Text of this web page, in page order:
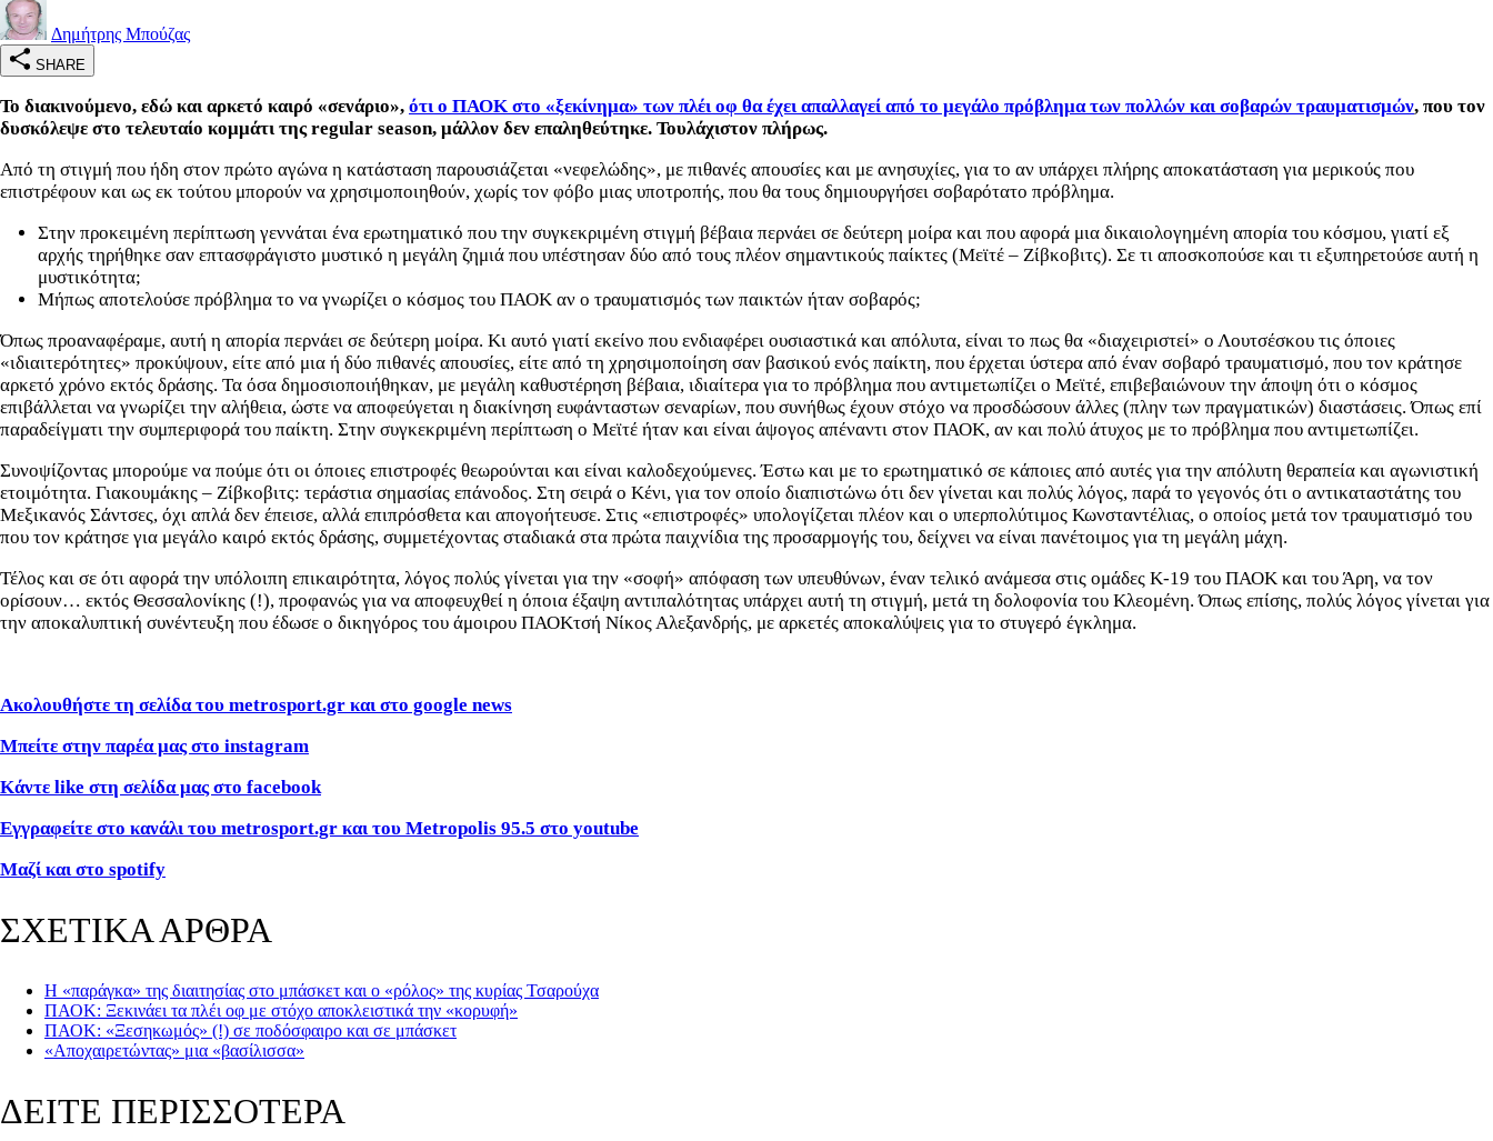
Δημήτρης Μπούζας
SHARE
Το διακινούμενο, εδώ και αρκετό καιρό «σενάριο», ότι ο ΠΑΟΚ στο «ξεκίνημα» των πλέι οφ θα έχει απαλλαγεί από το μεγάλο πρόβλημα των πολλών και σοβαρών τραυματισμών, που τον
δυσκόλεψε στο τελευταίο κομμάτι της regular season, μάλλον δεν επαληθεύτηκε. Τουλάχιστον πλήρως.
Από τη στιγμή που ήδη στον πρώτο αγώνα η κατάσταση παρουσιάζεται «νεφελώδης», με πιθανές απουσίες και με ανησυχίες, για το αν υπάρχει πλήρης αποκατάσταση για μερικούς που
επιστρέφουν και ως εκ τούτου μπορούν να χρησιμοποιηθούν, χωρίς τον φόβο μιας υποτροπής, που θα τους δημιουργήσει σοβαρότατο πρόβλημα.
Στην προκειμένη περίπτωση γεννάται ένα ερωτηματικό που την συγκεκριμένη στιγμή βέβαια περνάει σε δεύτερη μοίρα και που αφορά μια δικαιολογημένη απορία του κόσμου, γιατί εξ
αρχής τηρήθηκε σαν επτασφράγιστο μυστικό η μεγάλη ζημιά που υπέστησαν δύο από τους πλέον σημαντικούς παίκτες (Μεϊτέ – Ζίβκοβιτς). Σε τι αποσκοπούσε και τι εξυπηρετούσε αυτή η
μυστικότητα;
Μήπως αποτελούσε πρόβλημα το να γνωρίζει ο κόσμος του ΠΑΟΚ αν ο τραυματισμός των παικτών ήταν σοβαρός;
Όπως προαναφέραμε, αυτή η απορία περνάει σε δεύτερη μοίρα. Κι αυτό γιατί εκείνο που ενδιαφέρει ουσιαστικά και απόλυτα, είναι το πως θα «διαχειριστεί» ο Λουτσέσκου τις όποιες
«ιδιαιτερότητες» προκύψουν, είτε από μια ή δύο πιθανές απουσίες, είτε από τη χρησιμοποίηση σαν βασικού ενός παίκτη, που έρχεται ύστερα από έναν σοβαρό τραυματισμό, που τον κράτησε
αρκετό χρόνο εκτός δράσης. Τα όσα δημοσιοποιήθηκαν, με μεγάλη καθυστέρηση βέβαια, ιδιαίτερα για το πρόβλημα που αντιμετωπίζει ο Μεϊτέ, επιβεβαιώνουν την άποψη ότι ο κόσμος
επιβάλλεται να γνωρίζει την αλήθεια, ώστε να αποφεύγεται η διακίνηση ευφάνταστων σεναρίων, που συνήθως έχουν στόχο να προσδώσουν άλλες (πλην των πραγματικών) διαστάσεις. Όπως επί
παραδείγματι την συμπεριφορά του παίκτη. Στην συγκεκριμένη περίπτωση ο Μεϊτέ ήταν και είναι άψογος απέναντι στον ΠΑΟΚ, αν και πολύ άτυχος με το πρόβλημα που αντιμετωπίζει.
Συνοψίζοντας μπορούμε να πούμε ότι οι όποιες επιστροφές θεωρούνται και είναι καλοδεχούμενες. Έστω και με το ερωτηματικό σε κάποιες από αυτές για την απόλυτη θεραπεία και αγωνιστική
ετοιμότητα. Γιακουμάκης – Ζίβκοβιτς: τεράστια σημασίας επάνοδος. Στη σειρά ο Κένι, για τον οποίο διαπιστώνω ότι δεν γίνεται και πολύς λόγος, παρά το γεγονός ότι ο αντικαταστάτης του
Μεξικανός Σάντσες, όχι απλά δεν έπεισε, αλλά επιπρόσθετα και απογοήτευσε. Στις «επιστροφές» υπολογίζεται πλέον και ο υπερπολύτιμος Κωνσταντέλιας, ο οποίος μετά τον τραυματισμό του
που τον κράτησε για μεγάλο καιρό εκτός δράσης, συμμετέχοντας σταδιακά στα πρώτα παιχνίδια της προσαρμογής του, δείχνει να είναι πανέτοιμος για τη μεγάλη μάχη.
Τέλος και σε ότι αφορά την υπόλοιπη επικαιρότητα, λόγος πολύς γίνεται για την «σοφή» απόφαση των υπευθύνων, έναν τελικό ανάμεσα στις ομάδες Κ-19 του ΠΑΟΚ και του Άρη, να τον
ορίσουν… εκτός Θεσσαλονίκης (!), προφανώς για να αποφευχθεί η όποια έξαψη αντιπαλότητας υπάρχει αυτή τη στιγμή, μετά τη δολοφονία του Κλεομένη. Όπως επίσης, πολύς λόγος γίνεται για
την αποκαλυπτική συνέντευξη που έδωσε ο δικηγόρος του άμοιρου ΠΑΟΚτσή Νίκος Αλεξανδρής, με αρκετές αποκαλύψεις για το στυγερό έγκλημα.
Ακολουθήστε τη σελίδα του metrosport.gr και στο google news
Μπείτε στην παρέα μας στο instagram
Κάντε like στη σελίδα μας στο facebook
Εγγραφείτε στο κανάλι του metrosport.gr και του Metropolis 95.5 στο youtube
Μαζί και στο spotify
ΣΧΕΤΙΚΑ ΑΡΘΡΑ
Η «παράγκα» της διαιτησίας στο μπάσκετ και ο «ρόλος» της κυρίας Τσαρούχα
ΠΑΟΚ: Ξεκινάει τα πλέι οφ με στόχο αποκλειστικά την «κορυφή»
ΠΑΟΚ: «Ξεσηκωμός» (!) σε ποδόσφαιρο και σε μπάσκετ
«Αποχαιρετώντας» μια «βασίλισσα»
ΔΕΙΤΕ ΠΕΡΙΣΣΟΤΕΡΑ